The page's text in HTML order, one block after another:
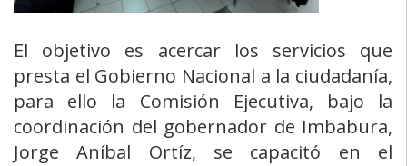
El objetivo es acercar los servicios que
presta el Gobierno Nacional a la ciudadanía,
para ello la Comisión Ejecutiva, bajo la
coordinación del gobernador de Imbabura,
Jorge Aníbal Ortíz, se capacitó en el